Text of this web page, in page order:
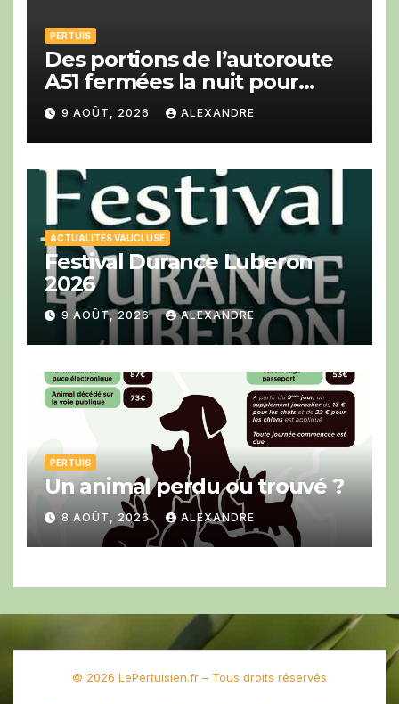
PERTUIS
Des portions de l’autoroute
A51 fermées la nuit pour
travaux en direction de Gap
et d’Aix-en-Provence
9 AOÛT, 2026 ALEXANDRE
ACTUALITÉS VAUCLUSE
Festival Durance Luberon
2026
9 AOÛT, 2026 ALEXANDRE
PERTUIS
Un animal perdu ou trouvé ?
8 AOÛT, 2026 ALEXANDRE
© 2026 LePertuisien.fr – Tous droits réservés